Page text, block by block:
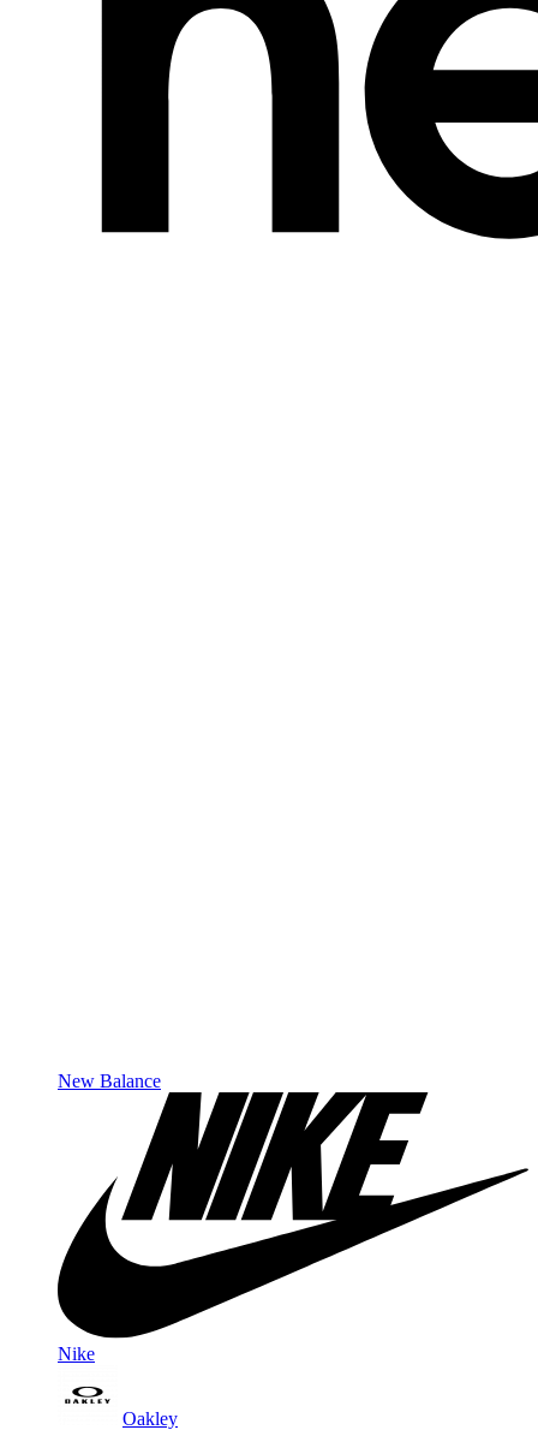
New Balance
Nike
Oakley